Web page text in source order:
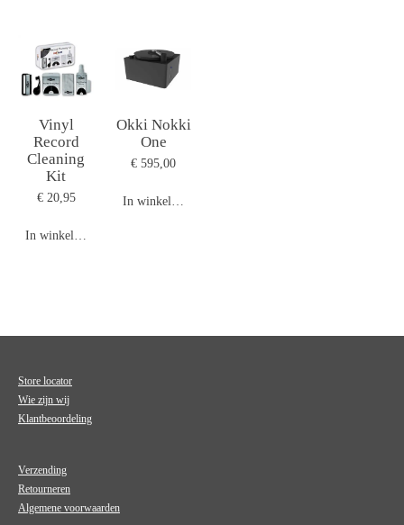
Vinyl
Record
Cleaning
Kit
€ 20,95
In winkelwagen
Okki Nokki
One
€ 595,00
In winkelwagen
Store locator
Wie zijn wij
Klantbeoordeling
Verzending
Retourneren
Algemene voorwaarden